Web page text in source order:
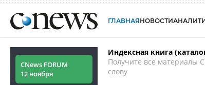
ГЛАВНАЯНОВОСТИ
CNews FORUM
12 ноября
Индексная книга
Получите все материалы
слову